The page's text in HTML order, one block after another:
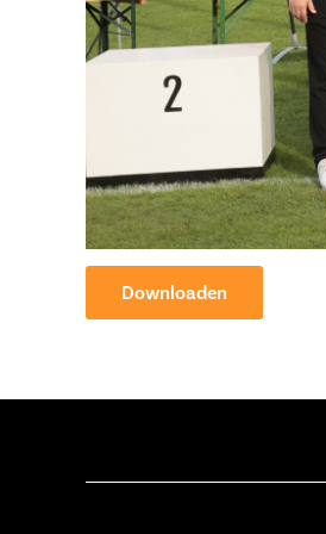
Downloaden